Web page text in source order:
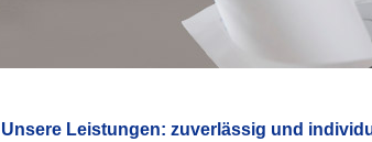
Unsere Leistungen: zuverlässig und